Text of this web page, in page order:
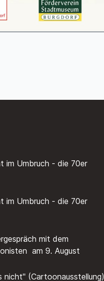
im Umbruch - die 70er
im Umbruch - die 70er
mit dem
am 9. August
(Cartoonausstellung)